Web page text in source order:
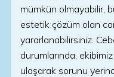
mümkün olmayabilir,
estetik çözüm olan
yararlanabilirsiniz.
durumlarında,
ulaşarak sorunu